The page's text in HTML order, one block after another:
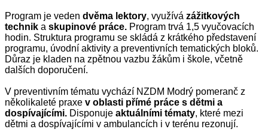
Program je veden dvěma lektory, využívá zážitkových
technik a skupinové práce. Program trvá 1,5 vyučovacích
hodin. Struktura programu se skládá z krátkého představení
programu, úvodní aktivity a preventivních tematických bloků.
Důraz je kladen na zpětnou vazbu žákům i škole, včetně
dalších doporučení.
V preventivním tématu vychází NZDM Modrý pomeranč z
několikaleté praxe v oblasti přímé práce s dětmi a
dospívajícími. Disponuje aktuá lními tématy, které mezi
dětmi a dospívajícími v ambulancích i v terénu rezonují.